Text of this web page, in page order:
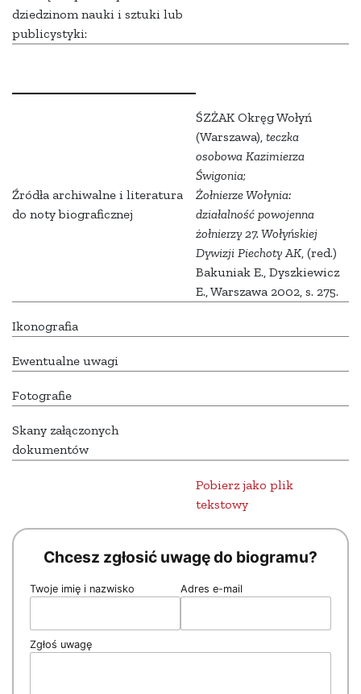
dziedzinom nauki i sztuki lub
publicystyki:
Źródła archiwalne i literatura
do noty biograficznej
ŚZŻAK Okręg Wołyń
(Warszawa), teczka
osobowa Kazimierza
Świgonia;
Żołnierze Wołynia:
działalność powojenna
żołnierzy 27. Wołyńskiej
Dywizji Piechoty AK, (red.)
Bakuniak E., Dyszkiewicz
E., Warszawa 2002, s. 275.
Ikonografia
Ewentualne uwagi
Fotografie
Skany załączonych
dokumentów
Pobierz jako plik
tekstowy
Chcesz zgłosić uwagę do biogramu?
Twoje imię i nazwisko Adres e-mail
Zgłoś uwagę